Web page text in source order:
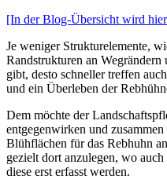
[In der Blog-Übersicht wird
Je weniger Strukturelemente,
Randstrukturen an
gibt, desto schneller treffen
und ein Überleben der
Dem möchte der
entgegenwirken und
Blühflächen für das Rebhuhn
gezielt dort anzulegen, wo
diese erst erfasst werden.